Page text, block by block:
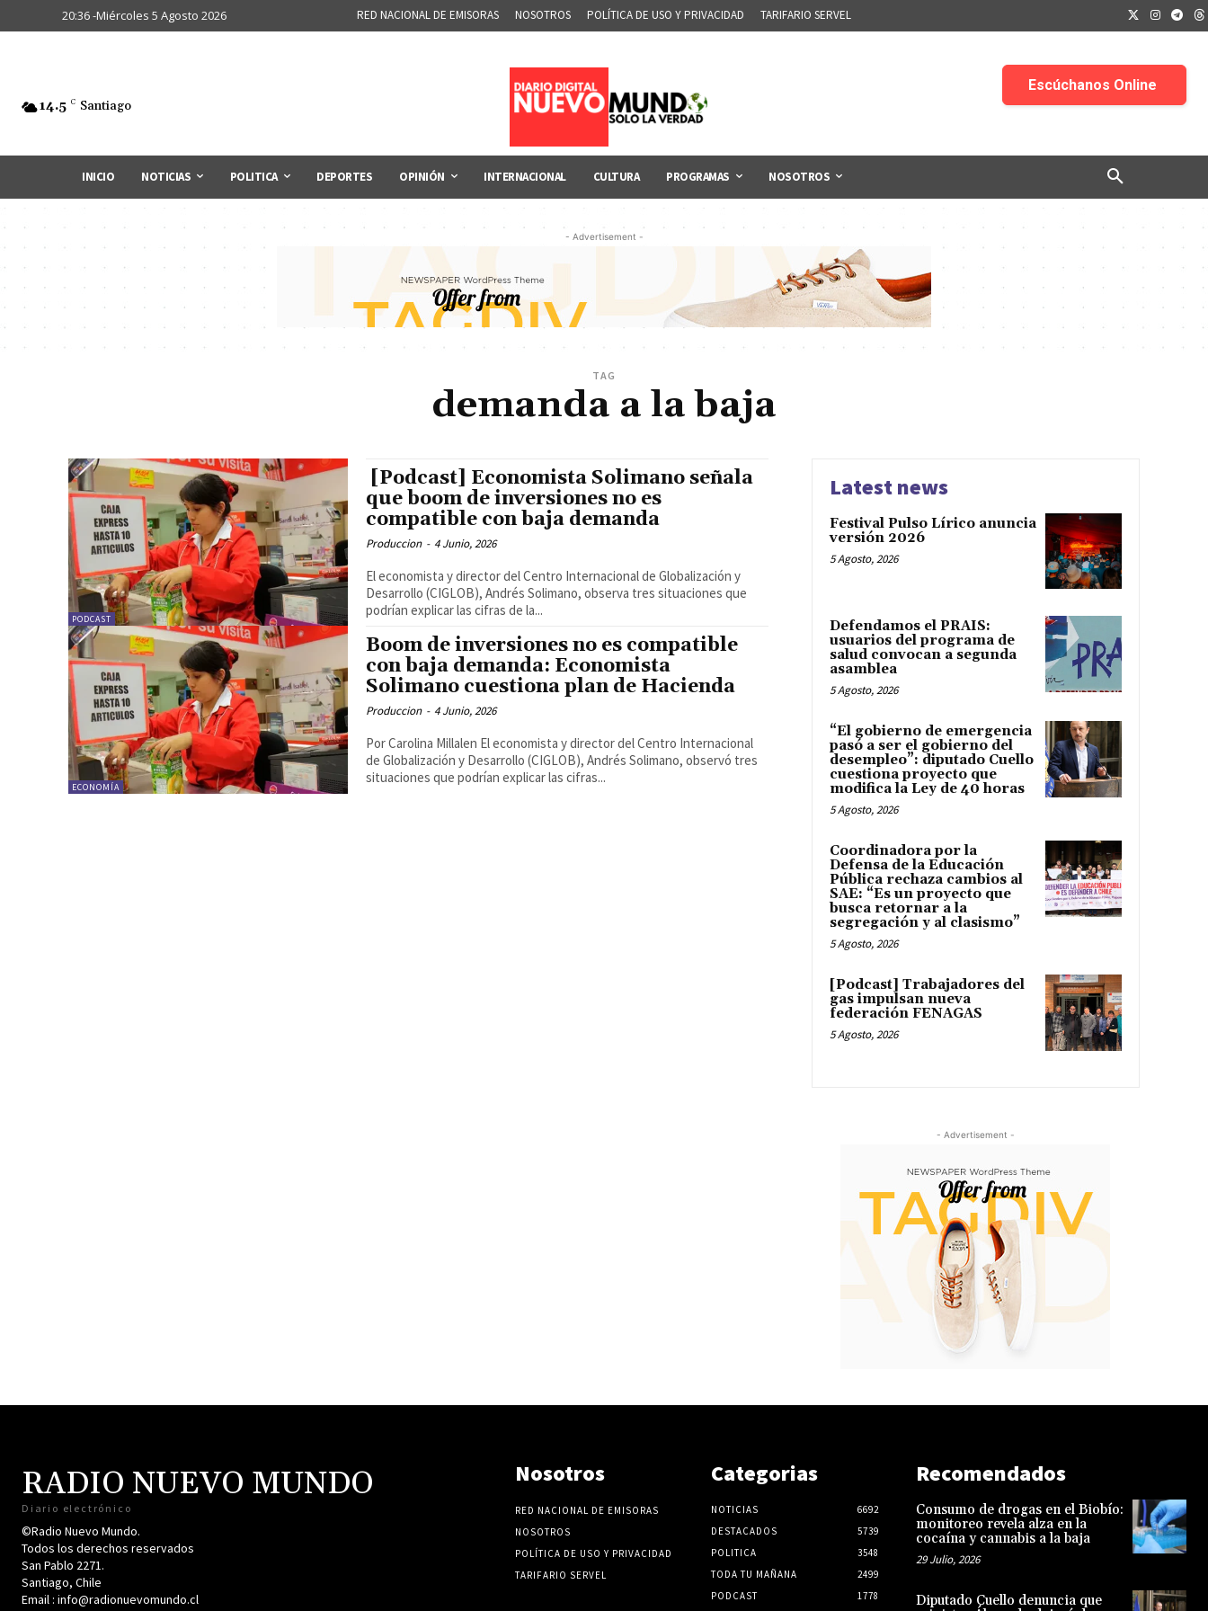
20:36 -Miércoles 5 Agosto 2026 RED NACIONAL DE EMISORAS NOSOTROS POLÍTICA DE USO Y PRIVACIDAD TARIFARIO SERVEL
14.5 C Santiago
INICIO NOTICIAS POLITICA DEPORTES OPINIÓN INTERNACIONAL CULTURA PROGRAMAS NOSOTROS
- Advertisement -
TAG
demanda a la baja
PODCAST
[Podcast] Economista Solimano señala
que boom de inversiones no es
compatible con baja demanda
Produccion - 4 Junio, 2026
El economista y director del Centro Internacional de Globalización y
Desarrollo (CIGLOB), Andrés Solimano, observa tres situaciones que
podrían explicar las cifras de la...
ECONOMÍA
Boom de inversiones no es compatible
con baja demanda: Economista
Solimano cuestiona plan de Hacienda
Produccion - 4 Junio, 2026
Por Carolina Millalen El economista y director del Centro Internacional
de Globalización y Desarrollo (CIGLOB), Andrés Solimano, observó tres
situaciones que podrían explicar las cifras...
Latest news
Festival Pulso Lírico anuncia
versión 2026
5 Agosto, 2026
Defendamos el PRAIS:
usuarios del programa de
salud convocan a segunda
asamblea
5 Agosto, 2026
“El gobierno de emergencia
pasó a ser el gobierno del
desempleo”: diputado Cuello
cuestiona proyecto que
modifica la Ley de 40 horas
5 Agosto, 2026
Coordinadora por la
Defensa de la Educación
Pública rechaza cambios al
SAE: “Es un proyecto que
busca retornar a la
segregación y al clasismo”
5 Agosto, 2026
[Podcast] Trabajadores del
gas impulsan nueva
federación FENAGAS
5 Agosto, 2026
- Advertisement -
RADIO NUEVO MUNDO
Diario electrónico
©Radio Nuevo Mundo.
Todos los derechos reservados
San Pablo 2271.
Santiago, Chile
Email : info@radionuevomundo.cl
Nosotros
RED NACIONAL DE EMISORAS
NOSOTROS
POLÍTICA DE USO Y PRIVACIDAD
TARIFARIO SERVEL
Categorias
NOTICIAS
6692
DESTACADOS
5739
POLITICA
3548
TODA TU MAÑANA
2499
PODCAST
1778
Recomendados
Consumo de drogas en el Biobío:
monitoreo revela alza en la
cocaína y cannabis a la baja
29 Julio, 2026
Diputado Cuello denuncia que